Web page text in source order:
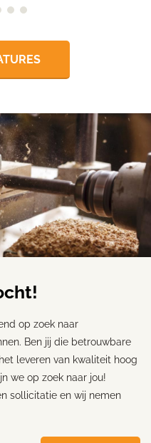
op zoek naar
Ben jij die betrouwbare
leveren van kwaliteit hoog
we op zoek naar jou!
sollicitatie en wij nemen